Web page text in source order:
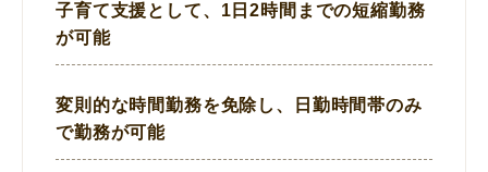
子育て支援として、1日2時間までの短縮勤務
が可能
変則的な時間勤務を免除し、日勤時間帯のみ
で勤務が可能